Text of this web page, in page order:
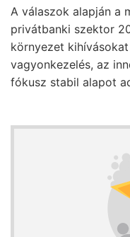
A válaszok alapján a
privátbanki szektor
környezet
vagyonkezelés, az
fókusz stabil alapot